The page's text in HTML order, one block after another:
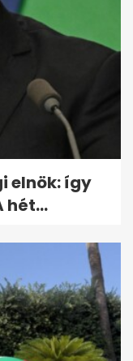
elnök: így
hét...